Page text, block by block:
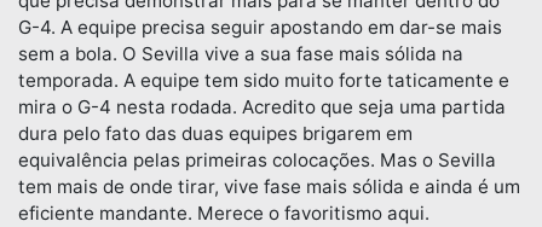
G-4. A equipe precisa seguir apostando em dar-se mais
sem a bola. O Sevilla vive a sua fase mais sólida na
temporada. A equipe tem sido muito forte taticamente e
mira o G-4 nesta rodada. Acredito que seja uma partida
dura pelo fato das duas equipes brigarem em
equivalência pelas primeiras colocações. Mas o Sevilla
tem mais de onde tirar, vive fase mais sólida e ainda é um
eficiente mandante. Merece o favoritismo aqui.